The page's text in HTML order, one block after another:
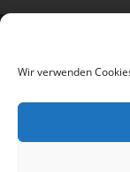
Wir verwenden
Copyright
Webseite mit
Wenn Sie
anfordern
wir ggf.